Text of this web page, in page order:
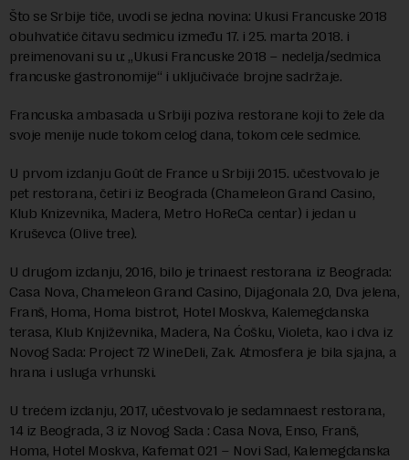
Što se Srbije tiče, uvodi se jedna novina: Ukusi Francuske 2018
obuhvatiće čitavu sedmicu između 17. i 25. marta 2018. i
preimenovani su u: „Ukusi Francuske 2018 – nedelja/sedmica
francuske gastronomije“ i uključivaće brojne sadržaje.
Francuska ambasada u Srbiji poziva restorane koji to žele da
svoje menije nude tokom celog dana, tokom cele sedmice.
U prvom izdanju Goût de France u Srbiji 2015. učestvovalo je
pet restorana, četiri iz Beograda (Chameleon Grand Casino,
Klub Knizevnika, Madera, Metro HoReCa centar) i jedan u
Kruševca (Olive tree).
U drugom izdanju, 2016, bilo je trinaest restorana iz Beograda:
Casa Nova, Chameleon Grand Casino, Dijagonala 2.0, Dva jelena,
Franš, Homa, Homa bistrot, Hotel Moskva, Kalemegdanska
terasa, Klub Književnika, Madera, Na Ćošku, Violeta, kao i dva iz
Novog Sada: Project 72 WinеDeli, Zak. Atmosfera je bila sjajna, a
hrana i usluga vrhunski.
U trećem izdanju, 2017, učestvovalo je sedamnaest restorana,
14 iz Beograda, 3 iz Novog Sada : Casa Nova, Enso, Franš,
Homa, Hotel Moskva, Kafemat 021 – Novi Sad, Kalemegdanska